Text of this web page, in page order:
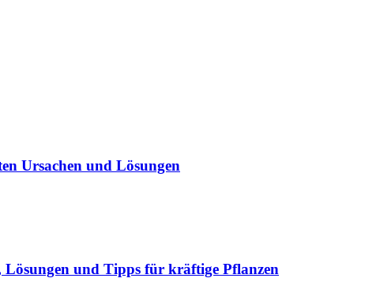
Ursachen und Lösungen
Lösungen und Tipps für kräftige Pflanzen